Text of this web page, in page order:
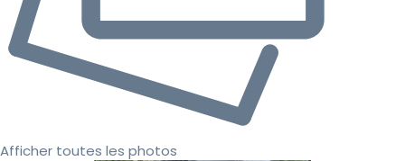
Afficher toutes les photos